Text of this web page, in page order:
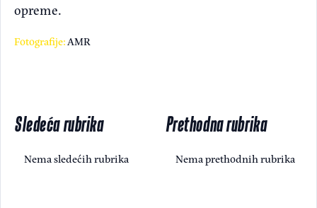
opreme.
Fotografije:AMR
Sledeća rubrika
Nema sledećih rubrika
Prethodna rubrika
Nema prethodnih rubrika